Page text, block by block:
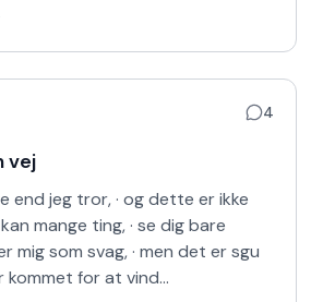
4
vej
end jeg tror, · og dette er ikke
mange ting, · se dig bare
mig som svag, · men det er sgu
kommet for at vind…